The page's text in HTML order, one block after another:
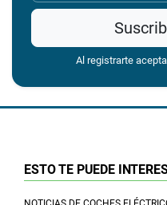
Al registrarte
ESTO TE PUEDE